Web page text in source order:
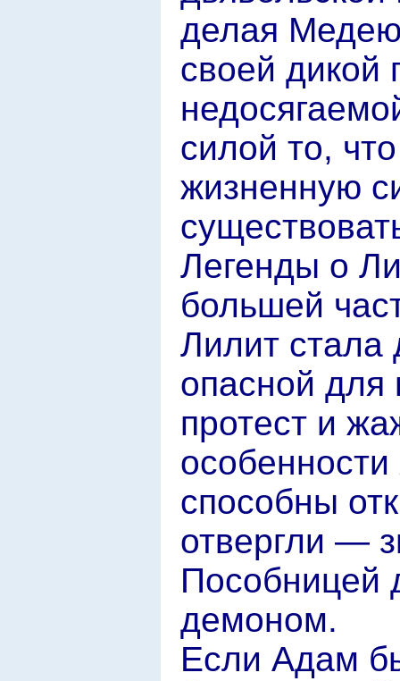
делая
своей дикой
силой то,
жизненную
Легенды о
большей
Лилит стала
опасной для
протест и
способны
отвергли —
Пособницей
демоном.
Если Адам